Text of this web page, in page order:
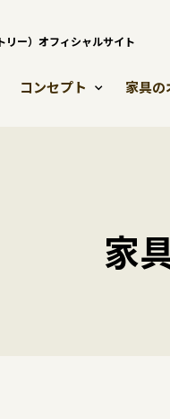
リー）オフィシャルサイト
コンセプト 家具の
家